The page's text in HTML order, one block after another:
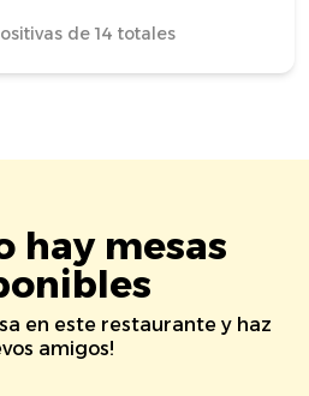
de 14 totales
hay mesas
en este restaurante y haz
amigos!